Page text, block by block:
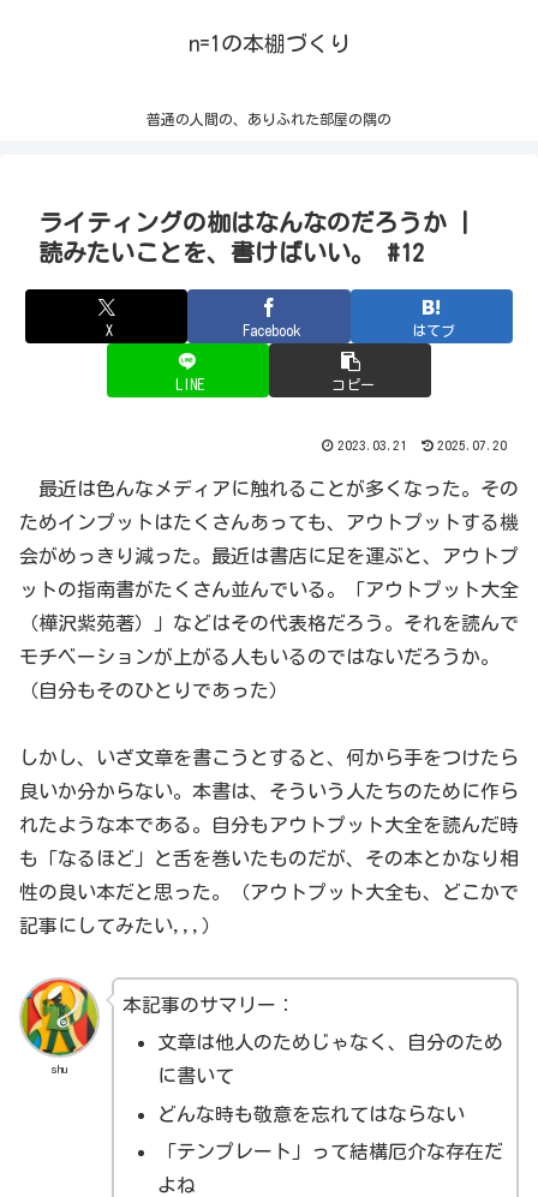
n=1の本棚づくり
普通の人間の、ありふれた部屋の隅の
ライティングの枷はなんなのだろうか |
読みたいことを、書けばいい。 #12
X Facebook はてブ
LINE コピー
2023.03.21 2025.07.20
最近は色んなメディアに触れることが多くなった。その
ためインプットはたくさんあっても、アウトプットする機
会がめっきり減った。最近は書店に足を運ぶと、アウトプ
ットの指南書がたくさん並んでいる。「アウトプット大全
（樺沢紫苑著）」などはその代表格だろう。それを読んで
モチベーションが上がる人もいるのではないだろうか。
（自分もそのひとりであった）
しかし、いざ文章を書こうとすると、何から手をつけたら
良いか分からない。本書は、そういう人たちのために作ら
れたような本である。自分もアウトプット大全を読んだ時
も「なるほど」と舌を巻いたものだが、その本とかなり相
性の良い本だと思った。（アウトプット大全も、どこかで
記事にしてみたい,,,）
shu
本記事のサマリー：
文章は他人のためじゃなく、自分のため
に書いて
どんな時も敬意を忘れてはならない
「テンプレート」って結構厄介な存在だ
よね